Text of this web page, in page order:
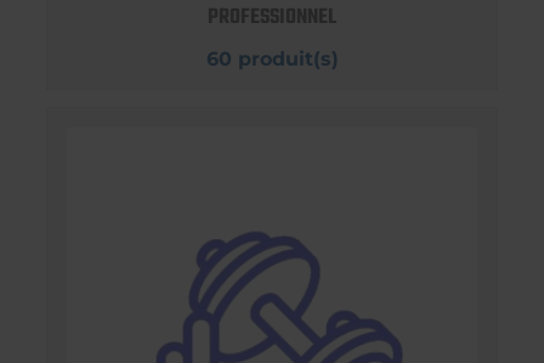
PROFESSIONNEL
60 produit(s)